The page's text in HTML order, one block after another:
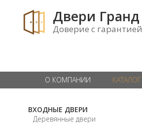
Двери Гранд
Доверие с гарантией
О КОМПАНИИ КАТАЛОГ
ВХОДНЫЕ ДВЕРИ
Деревянные двери